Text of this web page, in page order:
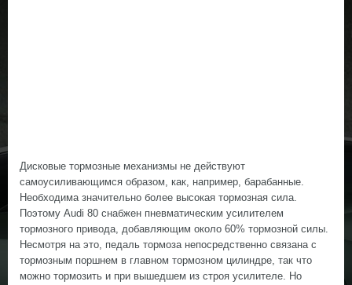
Дисковые тормозные механизмы не действуют
самоусиливающимся образом, как, например, барабанные.
Необходима значительно более высокая тормозная сила.
Поэтому Audi 80 снабжен пневматическим усилителем
тормозного привода, добавляющим около 60% тормозной силы.
Несмотря на это, педаль тормоза непосредственно связана с
тормозным поршнем в главном тормозном цилиндре, так что
можно тормозить и при вышедшем из строя усилителе. Но